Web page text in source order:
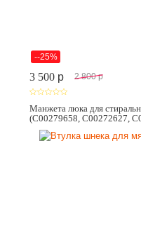
--25%
3 500 p 2 800 p
Манжета люка для
(C00279658, C00272627,